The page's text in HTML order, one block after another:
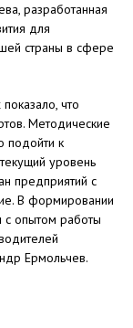
разработанная
для
страны в сфере
что
Методические
подойти к
уровень
предприятий с
В формировании
с опытом работы
Ермольчев.